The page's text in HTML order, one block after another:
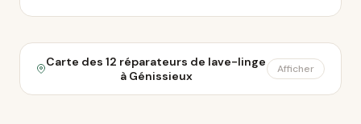
Carte des 12 réparateurs de lave-linge
à Génissieux
Afficher